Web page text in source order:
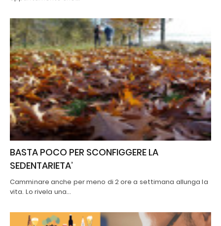
BASTA POCO PER SCONFIGGERE LA
SEDENTARIETA’
Camminare anche per meno di 2 ore a settimana allunga la
vita. Lo rivela una…